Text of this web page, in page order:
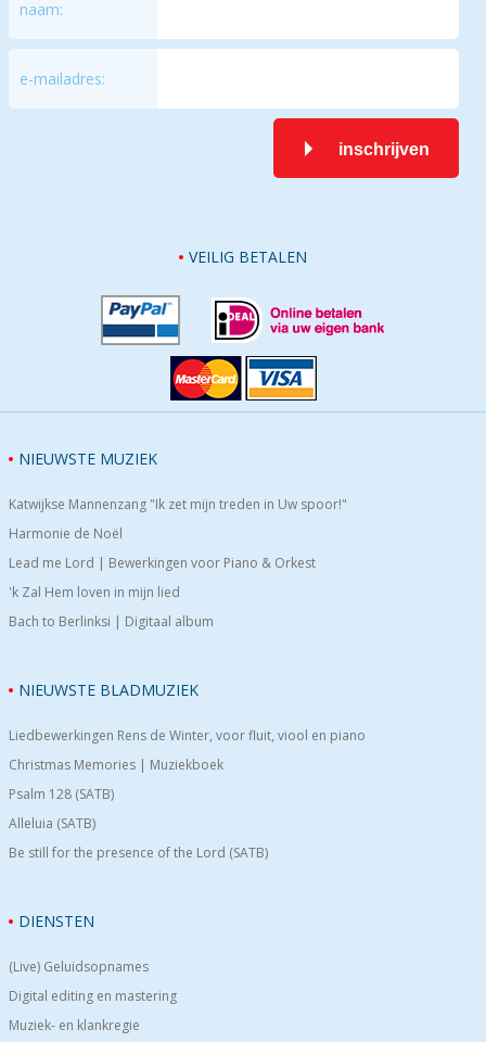
naam:
e-mailadres:
inschrijven
VEILIG BETALEN
NIEUWSTE MUZIEK
Katwijkse Mannenzang "Ik zet mijn treden in Uw spoor!"
Harmonie de Noël
Lead me Lord | Bewerkingen voor Piano & Orkest
'k Zal Hem loven in mijn lied
Bach to Berlinksi | Digitaal album
NIEUWSTE BLADMUZIEK
Liedbewerkingen Rens de Winter, voor fluit, viool en piano
Christmas Memories | Muziekboek
Psalm 128 (SATB)
Alleluia (SATB)
Be still for the presence of the Lord (SATB)
DIENSTEN
(Live) Geluidsopnames
Digital editing en mastering
Muziek- en klankregie